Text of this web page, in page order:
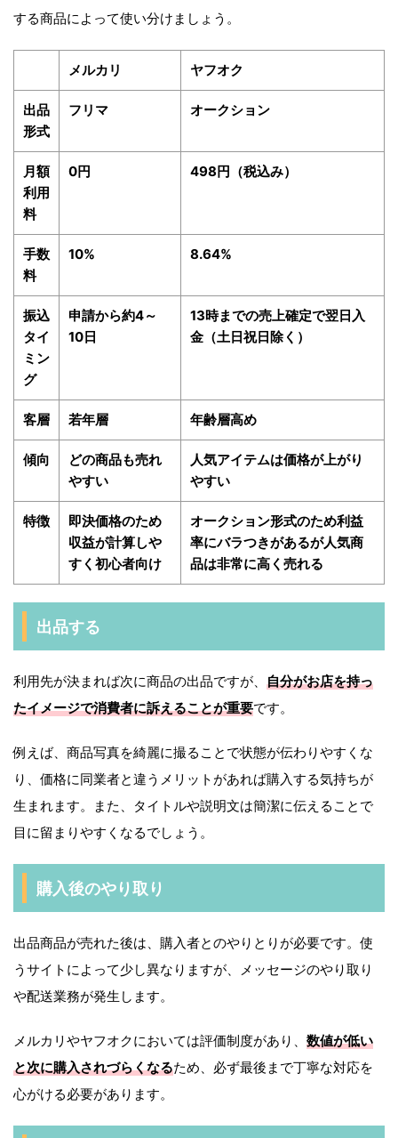
する商品によって使い分けましょう。
メルカリ ヤフオク
出品
形式
フリマ オークション
月額
利用
料
0円 498円（税込み）
手数
料
10% 8.64%
振込
タイ
ミン
グ
申請から約4～
10日
13時までの売上確定で翌日入
金（土日祝日除く）
客層 若年層 年齢層高め
傾向
どの商品も売れ
やすい
人気アイテムは価格が上がり
やすい
特徴
即決価格のため
収益が計算しや
すく初心者向け
オークション形式のため利益
率にバラつきがあるが人気商
品は非常に高く売れる
出品する
利用先が決まれば次に商品の出品ですが、 自分がお店を持っ
たイメージで消費者に訴えることが重要です。
例えば、商品写真を綺麗に撮ることで状態が伝わりやすくな
り、価格に同業者と違うメリットがあれば購入する気持ちが
生まれます。また、タイトルや説明文は簡潔に伝えることで
目に留まりやすくなるでしょう。
購入後のやり取り
出品商品が売れた後は、購入者とのやりとりが必要です。使
うサイトによって少し異なりますが、メッセージのやり取り
や配送業務が発生します。
メルカリやヤフオクにおいては評価制度があり、 数値が低い
と次に購入されづらくなるため、必ず最後まで丁寧な対応を
心がける必要があります。